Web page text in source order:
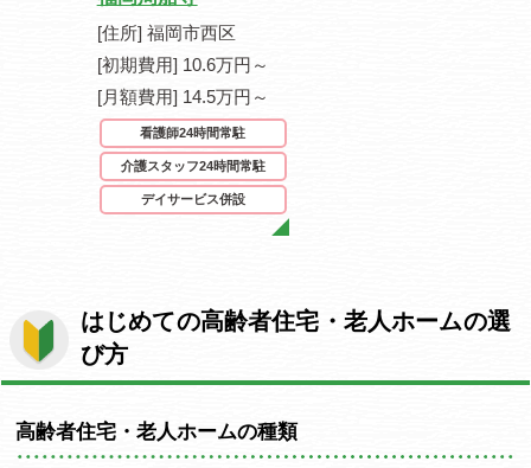
[住所] 福岡市西区
[初期費用] 10.6万円～
[月額費用] 14.5万円～
看護師24時間常駐
介護スタッフ24時間常駐
デイサービス併設
はじめての高齢者住宅・老人ホームの選
び方
高齢者住宅・老人ホームの種類